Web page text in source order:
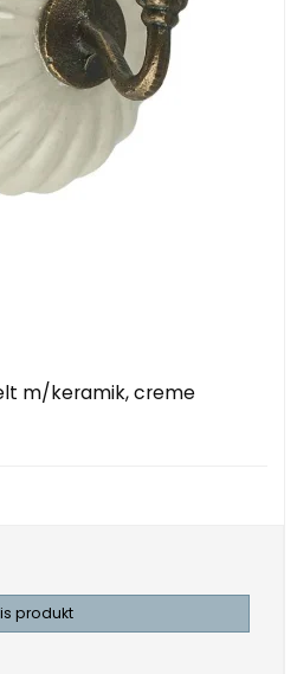
m/keramik, creme
produkt